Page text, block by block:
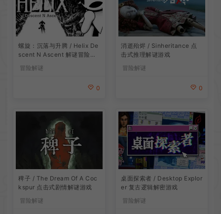
螺旋：沉落与升腾 / Helix De
scent N Ascent 解谜冒险游
冒险解谜
0
消逝殆烬 / Sinheritance 点
击式推理解谜游戏
冒险解谜
0
稗子 / The Dream Of A Coc
kspur 点击式剧情解谜游戏
冒险解谜
桌面探索者 / Desktop Explor
er 复古逻辑解密游戏
冒险解谜